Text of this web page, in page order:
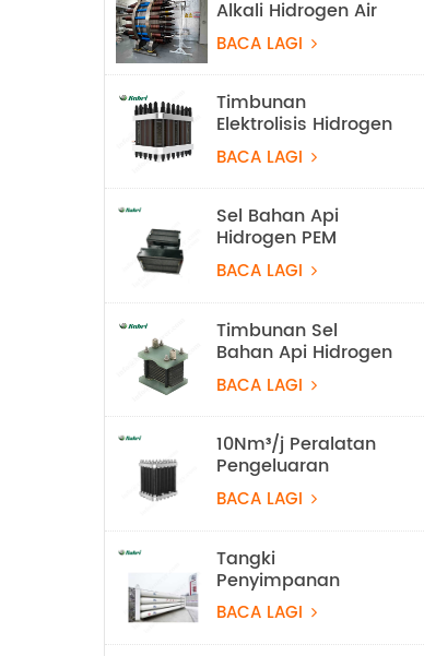
Alkali Hidrogen Air
Peralatan
Elektrolisis
BACA LAGI
Timbunan
Elektrolisis Hidrogen
60Nm3/j PEM
BACA LAGI
Sel Bahan Api
Hidrogen PEM
Ringan 550W untuk
UAV
BACA LAGI
Timbunan Sel
Bahan Api Hidrogen
Bersejuk Udara
100w
BACA LAGI
10Nm³/j Peralatan
Pengeluaran
Hidrogen Elektroliser
Air 50KW PEM
BACA LAGI
Tangki
Penyimpanan
Hidrogen Pegun
20Mpa
BACA LAGI